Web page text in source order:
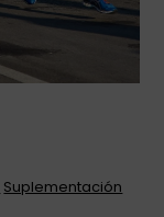
Suplementación